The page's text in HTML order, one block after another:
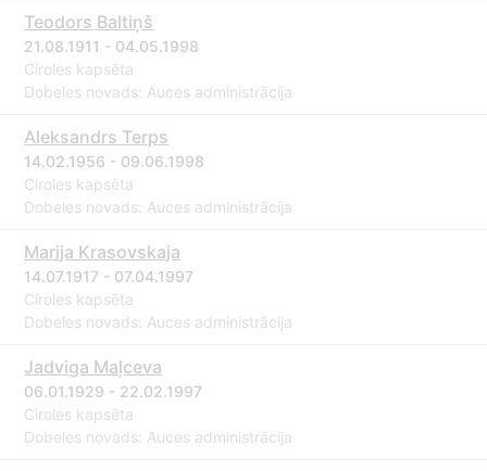
Teodors Baltiņš
21.08.1911 - 04.05.1998
Ciroles kapsēta
Dobeles novads: Auces administrācija
Aleksandrs Terps
14.02.1956 - 09.06.1998
Ciroles kapsēta
Dobeles novads: Auces administrācija
Marija Krasovskaja
14.07.1917 - 07.04.1997
Ciroles kapsēta
Dobeles novads: Auces administrācija
Jadviga Maļceva
06.01.1929 - 22.02.1997
Ciroles kapsēta
Dobeles novads: Auces administrācija